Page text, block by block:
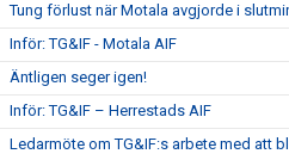
Tung förlust när Motala avgjorde i
Inför: TG&IF - Motala AIF
Äntligen seger igen!
Inför: TG&IF – Herrestads AIF
Ledarmöte om TG&IF:s arbete med att